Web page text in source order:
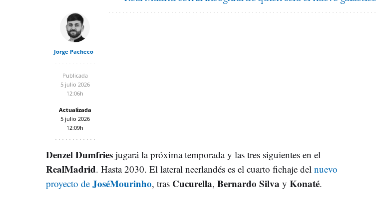
Jorge Pacheco
Publicada
5 julio 2026
12:06h
Actualizada
5 julio 2026
12:09h
Denzel Dumfries jugará la próxima temporada y las tres siguientes en el
RealMadrid. Hasta 2030. El lateral neerlandés es el cuarto fichaje del nuevo
proyecto de JoséMourinho, tras Cucurella, Bernardo Silva y Konaté.